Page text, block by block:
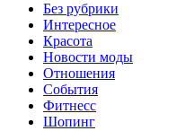
Без рубрики
Интересное
Красота
Новости моды
Отношения
События
Фитнесс
Шопинг